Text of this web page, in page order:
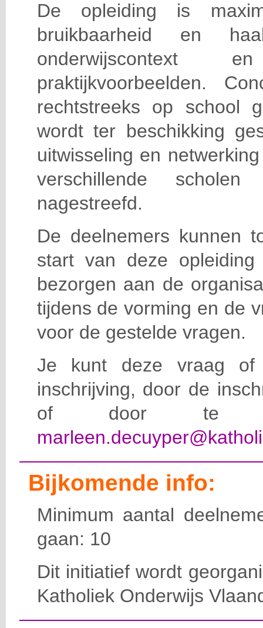
De opleiding is
bruikbaarheid en
praktijkvoorbeelden.
rechtstreeks op school
wordt ter beschikking
uitwisseling en
verschillende scholen
nagestreefd.
De deelnemers kunnen
start van deze
bezorgen aan de
tijdens de vorming en de
voor de gestelde vragen.
Je kunt deze vraag of
inschrijving, door de
of door te e-
Bijkomende info:
Minimum aantal
gaan: 10
Dit initiatief wordt
Katholiek Onderwijs